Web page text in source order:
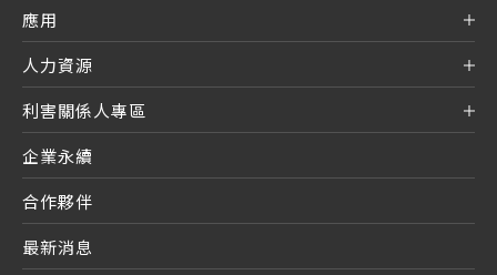
應用
人力資源
利害關係人專區
企業永續
合作夥伴
最新消息